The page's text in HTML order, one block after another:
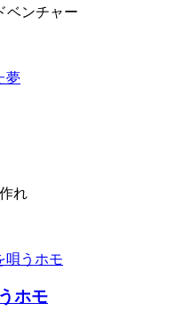
ベンチャー
れ
ホモ